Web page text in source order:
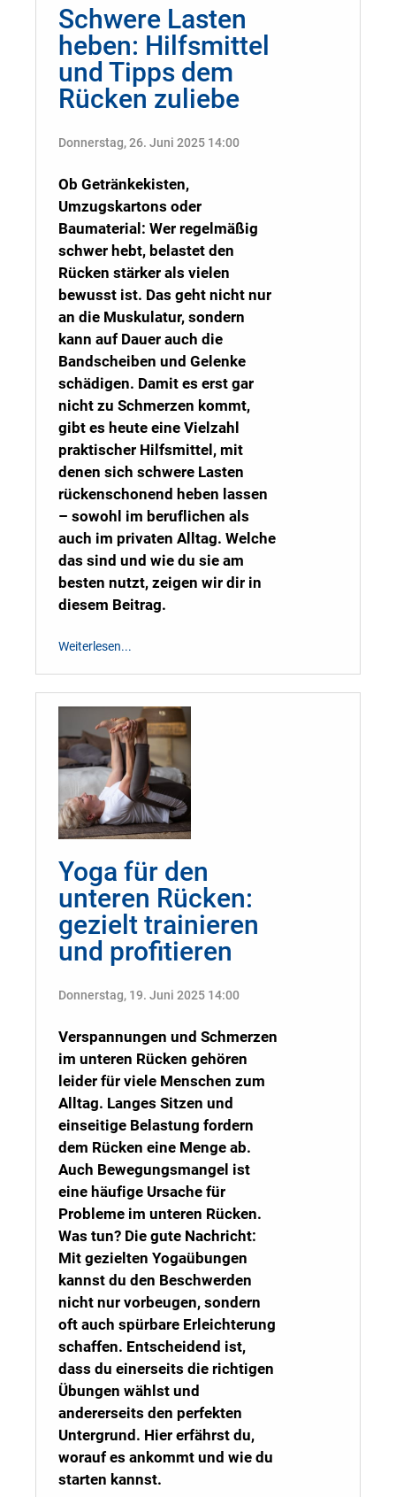
Schwere Lasten
heben: Hilfsmittel
und Tipps dem
Rücken zuliebe
Donnerstag, 26. Juni 2025 14:00
Ob Getränkekisten,
Umzugskartons oder
Baumaterial: Wer regelmäßig
schwer hebt, belastet den
Rücken stärker als vielen
bewusst ist. Das geht nicht nur
an die Muskulatur, sondern
kann auf Dauer auch die
Bandscheiben und Gelenke
schädigen. Damit es erst gar
nicht zu Schmerzen kommt,
gibt es heute eine Vielzahl
praktischer Hilfsmittel, mit
denen sich schwere Lasten
rückenschonend heben lassen
– sowohl im beruflichen als
auch im privaten Alltag. Welche
das sind und wie du sie am
besten nutzt, zeigen wir dir in
diesem Beitrag.
Weiterlesen...
Yoga für den
unteren Rücken:
gezielt trainieren
und profitieren
Donnerstag, 19. Juni 2025 14:00
Verspannungen und Schmerzen
im unteren Rücken gehören
leider für viele Menschen zum
Alltag. Langes Sitzen und
einseitige Belastung fordern
dem Rücken eine Menge ab.
Auch Bewegungsmangel ist
eine häufige Ursache für
Probleme im unteren Rücken.
Was tun? Die gute Nachricht:
Mit gezielten Yogaübungen
kannst du den Beschwerden
nicht nur vorbeugen, sondern
oft auch spürbare Erleichterung
schaffen. Entscheidend ist,
dass du einerseits die richtigen
Übungen wählst und
andererseits den perfekten
Untergrund. Hier erfährst du,
worauf es ankommt und wie du
starten kannst.